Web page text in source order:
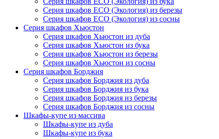
Серия шкафов ECO (Экология) из березы
Серия шкафов ECO (Экология) из сосны
Серия шкафов Хьюстон
Серия шкафов Хьюстон из дуба
Серия шкафов Хьюстон из бука
Серия шкафов Хьюстон из березы
Серия шкафов Хьюстон из сосны
Серия шкафов Борджия
Серия шкафов Борджия из дуба
Серия шкафов Борджия из бука
Серия шкафов Борджия из березы
Серия шкафов Борджия из сосны
Шкафы-купе из массива
Шкафы-купе из дуба
Шкафы-купе из бука